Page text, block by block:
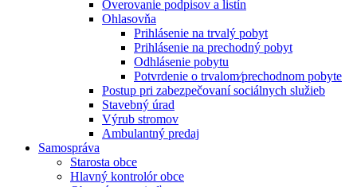
Overovanie podpisov a listín
Ohlasovňa
Prihlásenie na trvalý pobyt
Prihlásenie na prechodný pobyt
Odhlásenie pobytu
Potvrdenie o trvalom⁄prechodnom pobyte
Postup pri zabezpečovaní sociálnych služieb
Stavebný úrad
Výrub stromov
Ambulantný predaj
Samospráva
Starosta obce
Hlavný kontrolór obce